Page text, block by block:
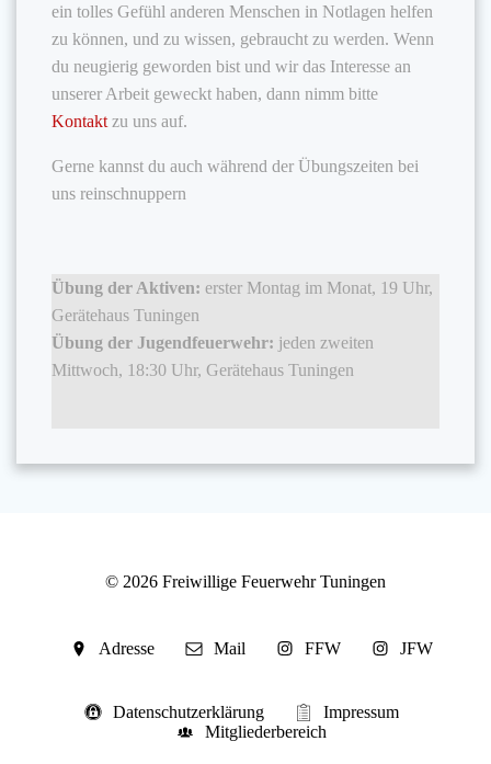
ein tolles Gefühl anderen Menschen in Notlagen helfen
zu können, und zu wissen, gebraucht zu werden. Wenn
du neugierig geworden bist und wir das Interesse an
unserer Arbeit geweckt haben, dann nimm bitte
Kontakt zu uns auf.
Gerne kannst du auch während der Übungszeiten bei
uns reinschnuppern
Übung der Aktiven: erster Montag im Monat, 19 Uhr,
Gerätehaus Tuningen
Übung der Jugendfeuerwehr: jeden zweiten
Mittwoch, 18:30 Uhr, Gerätehaus Tuningen
© 2026 Freiwillige Feuerwehr Tuningen
Adresse Mail FFW JFW
Datenschutzerklärung
Impressum
Mitgliederbereich